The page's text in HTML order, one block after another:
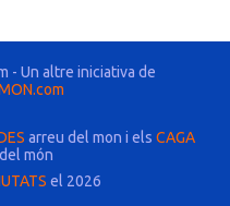
- Un altre iniciativa de
arreu del mon i els CAGA
món
el 2026